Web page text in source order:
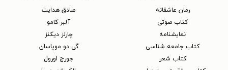
رمان عاشقانه
کتاب‌ صوتی
نمایشنامه
کتاب جامعه شناسی
کتاب شعر
صادق هدایت
آلبر کامو
چارلز دیکنز
گی دو موپاسان
جورج اورول